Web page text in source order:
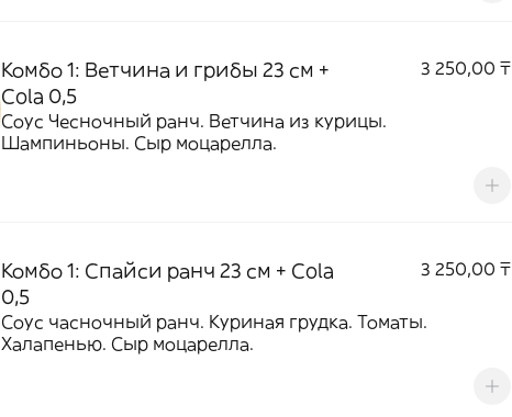
Комбо 1: Ветчина и грибы 23 см +
Cola 0,5
3 250,00 ₸
Соус Чесночный ранч. Ветчина из курицы.
Шампиньоны. Сыр моцарелла.
Комбо 1: Спайси ранч 23 см + Cola
0,5
3 250,00 ₸
Соус часночный ранч. Куриная грудка. Томаты.
Халапенью. Сыр моцарелла.